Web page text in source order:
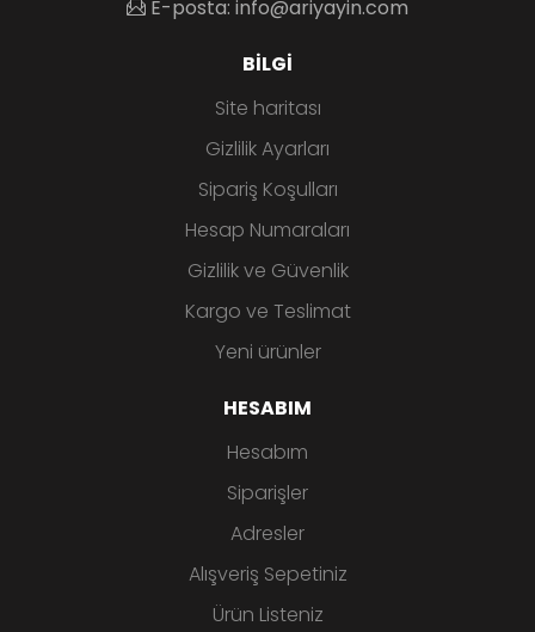
E-posta: info@ariyayin.com
BILGI
Site haritası
Gizlilik Ayarları
Sipariş Koşulları
Hesap Numaraları
Gizlilik ve Güvenlik
Kargo ve Teslimat
Yeni ürünler
HESABIM
Hesabım
Siparişler
Adresler
Alışveriş Sepetiniz
Ürün Listeniz